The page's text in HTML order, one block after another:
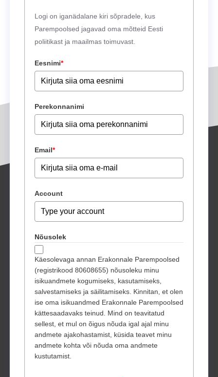
Logi on iganädalane kiri sõpradele, kus
Parempoolsed jagavad oma mõtteid Eesti
poliitikast ja maailmas toimuvast.
Eesnimi*
Perekonnanimi
Email*
Account
Nõusolek
Käesolevaga annan Erakonnale Parempoolsed
(registrikood 80608655) nõusoleku minu
isikuandmete kogumiseks, kasutamiseks,
salvestamiseks ja säilitamiseks. Kinnitan, et olen
ise oma isikuandmed Erakonnale Parempoolsed
kättesaadavaks teinud. Mind on teavitatud
sellest, et mul on õigus nõuda igal ajal minu
andmete ajakohastamist, küsida teavet minu
andmete kohta või nõuda oma andmete
kustutamist.